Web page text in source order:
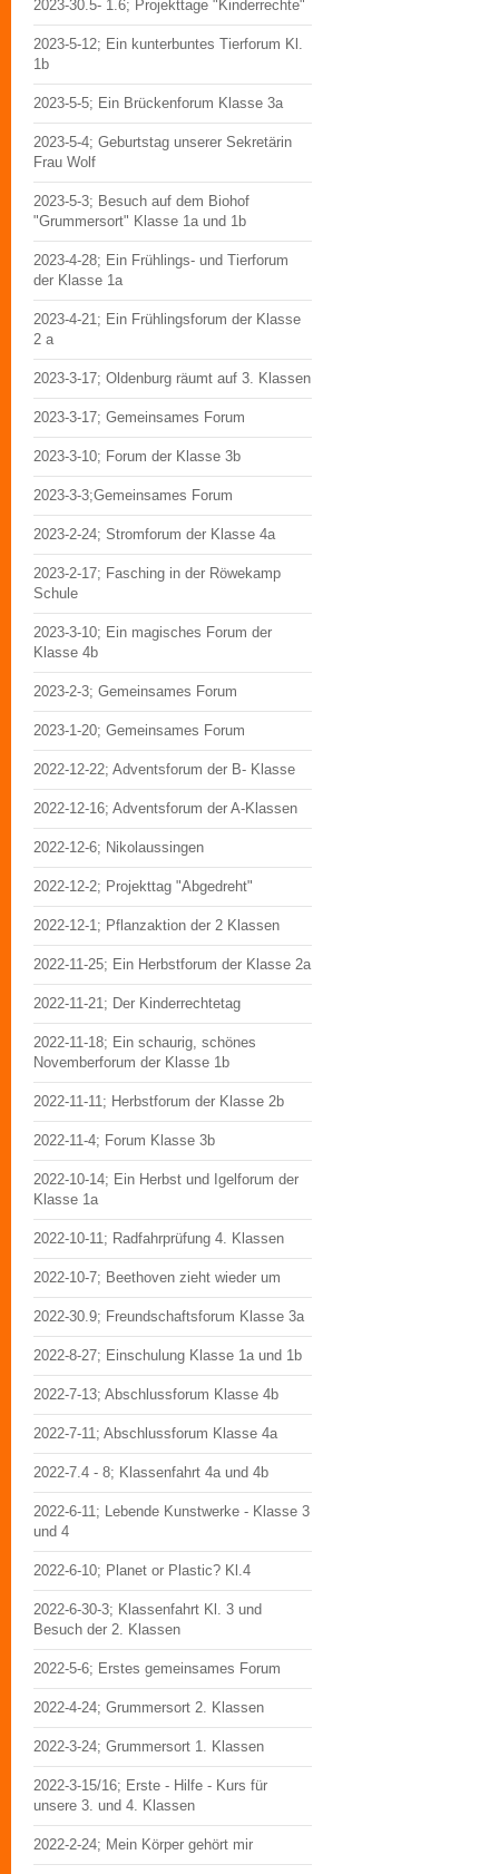
2023-30.5- 1.6; Projekttage "Kinderrechte"
2023-5-12; Ein kunterbuntes Tierforum Kl.
1b
2023-5-5; Ein Brückenforum Klasse 3a
2023-5-4; Geburtstag unserer Sekretärin
Frau Wolf
2023-5-3; Besuch auf dem Biohof
"Grummersort" Klasse 1a und 1b
2023-4-28; Ein Frühlings- und Tierforum
der Klasse 1a
2023-4-21; Ein Frühlingsforum der Klasse
2 a
2023-3-17; Oldenburg räumt auf 3. Klassen
2023-3-17; Gemeinsames Forum
2023-3-10; Forum der Klasse 3b
2023-3-3;Gemeinsames Forum
2023-2-24; Stromforum der Klasse 4a
2023-2-17; Fasching in der Röwekamp
Schule
2023-3-10; Ein magisches Forum der
Klasse 4b
2023-2-3; Gemeinsames Forum
2023-1-20; Gemeinsames Forum
2022-12-22; Adventsforum der B- Klasse
2022-12-16; Adventsforum der A-Klassen
2022-12-6; Nikolaussingen
2022-12-2; Projekttag "Abgedreht"
2022-12-1; Pflanzaktion der 2 Klassen
2022-11-25; Ein Herbstforum der Klasse 2a
2022-11-21; Der Kinderrechtetag
2022-11-18; Ein schaurig, schönes
Novemberforum der Klasse 1b
2022-11-11; Herbstforum der Klasse 2b
2022-11-4; Forum Klasse 3b
2022-10-14; Ein Herbst und Igelforum der
Klasse 1a
2022-10-11; Radfahrprüfung 4. Klassen
2022-10-7; Beethoven zieht wieder um
2022-30.9; Freundschaftsforum Klasse 3a
2022-8-27; Einschulung Klasse 1a und 1b
2022-7-13; Abschlussforum Klasse 4b
2022-7-11; Abschlussforum Klasse 4a
2022-7.4 - 8; Klassenfahrt 4a und 4b
2022-6-11; Lebende Kunstwerke - Klasse 3
und 4
2022-6-10; Planet or Plastic? Kl.4
2022-6-30-3; Klassenfahrt Kl. 3 und
Besuch der 2. Klassen
2022-5-6; Erstes gemeinsames Forum
2022-4-24; Grummersort 2. Klassen
2022-3-24; Grummersort 1. Klassen
2022-3-15/16; Erste - Hilfe - Kurs für
unsere 3. und 4. Klassen
2022-2-24; Mein Körper gehört mir